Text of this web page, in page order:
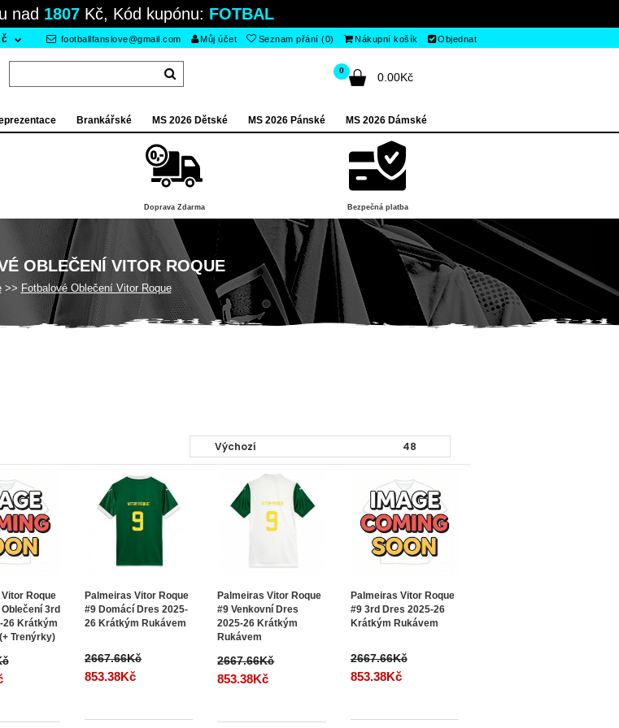
nad 1807 Kč, Kód kupónu: FOTBAL
footballfanslove@gmail.com Můj účet Seznam přání (0) Nákupní košík Objednat
0
0.00Kč
Brankářské MS 2026 Dětské MS 2026 Pánské MS 2026 Dámské
Doprava Zdarma Bezpečná platba
OBLEČENÍ VITOR ROQUE
Fotbalové Oblečení Vitor Roque
Roque
3rd
26 Krátkým
Trenýrky)
Palmeiras Vitor Roque
#9 Domácí Dres 2025-
26 Krátkým Rukávem
2667.66Kč
853.38Kč
Palmeiras Vitor Roque
#9 Venkovní Dres
2025-26 Krátkým
Rukávem
2667.66Kč
853.38Kč
Palmeiras Vitor Roque
#9 3rd Dres 2025-26
Krátkým Rukávem
2667.66Kč
853.38Kč